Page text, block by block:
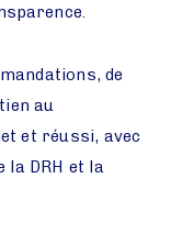
de
au
et réussi, avec
la DRH et la